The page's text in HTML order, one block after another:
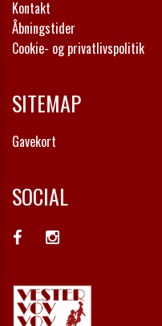
Kontakt
Åbningstider
Cookie- og privatlivspolitik
SITEMAP
Gavekort
SOCIAL